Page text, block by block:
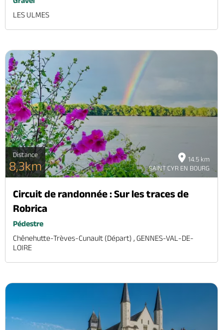
LES ULMES
14.5 km
SAINT CYR EN BOURG
Distance
8,3km
Circuit de randonnée : Sur les traces de
Robrica
Pédestre
Chênehutte-Trèves-Cunault (départ) , GENNES-VAL-DE-
LOIRE